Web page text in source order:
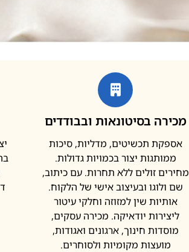
מכירה בסיטונאות ובבודדים
אספקת תכשיטים, מדליות, סיכות
ממותגות יצור בכמויות גדולות.
מחירים זולים ללא תחרות. עם כיתוב,
שם ולוגו ובעיצוב אישי של הלקוח.
אותיות שין למזוזה וחלקי עיטור
ליצירות יודאיקה. מכירה עסקים,
מוסדות חינוך, ארגונים ואגודות,
מועצות מקומיות ולסוחרים.